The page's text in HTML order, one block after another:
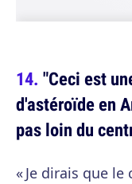
"Ceci est
d'astéroïde en
pas loin du
« Je dirais que